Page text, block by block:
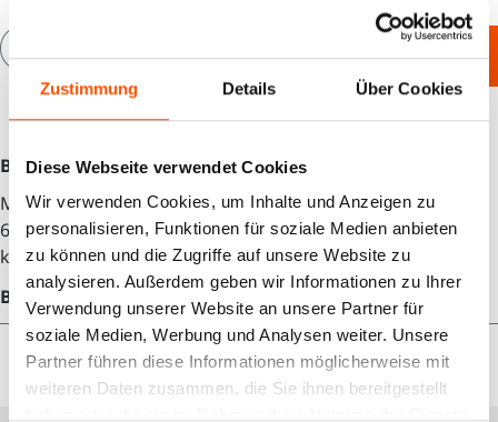
Zustimmung Details Über Cookies
Diese Webseite verwendet Cookies
Wir verwenden Cookies, um Inhalte und Anzeigen zu
personalisieren, Funktionen für soziale Medien anbieten
zu können und die Zugriffe auf unsere Website zu
analysieren. Außerdem geben wir Informationen zu Ihrer
Verwendung unserer Website an unsere Partner für
soziale Medien, Werbung und Analysen weiter. Unsere
Partner führen diese Informationen möglicherweise mit
weiteren Daten zusammen, die Sie ihnen bereitgestellt
Produkt Anzahl: Gib den gewünschten
In den Warenkorb
Beschreibung
Mit der KFZ-Leitung Diskret können mit dem UDS-AT Pro
6 diskrete Signale aufgezeichent werden. Dieser Artikel
kann nur in Ve… Mehr
Bewertungen